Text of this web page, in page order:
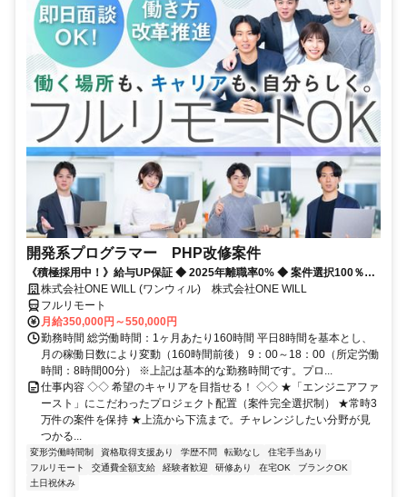
開発系プログラマー PHP改修案件
《積極採用中！》給与UP保証 ◆ 2025年離職率0% ◆ 案件選択100％！
◆ 平均残業7時間！
株式会社ONE WILL (ワンウィル) 株式会社ONE WILL
フルリモート
月給350,000円～550,000円
勤務時間 総労働時間：1ヶ月あたり160時間 平日8時間を基本とし、
月の稼働日数により変動（160時間前後） 9：00～18：00（所定労働
時間：8時間00分） ※上記は基本的な勤務時間です。プロ...
仕事内容 ◇◇ 希望のキャリアを目指せる！ ◇◇ ★「エンジニアファ
ースト」にこだわったプロジェクト配置（案件完全選択制） ★常時3
万件の案件を保持 ★上流から下流まで。チャレンジしたい分野が見
つかる...
変形労働時間制 資格取得支援あり 学歴不問 転勤なし
住宅手当あり
フルリモート
交通費全額支給 経験者歓迎 研修あり 在宅OK
ブランクOK
土日祝休み